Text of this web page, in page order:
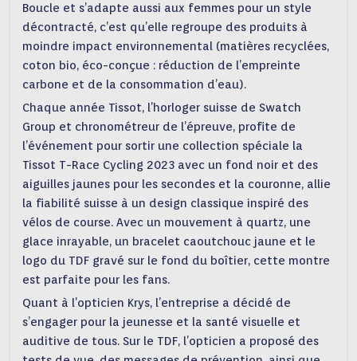
Boucle et s’adapte aussi aux femmes pour un style
décontracté, c’est qu’elle regroupe des produits à
moindre impact environnemental (matières recyclées,
coton bio, éco-conçue : réduction de l’empreinte
carbone et de la consommation d’eau).
Chaque année Tissot, l’horloger suisse de Swatch
Group et chronométreur de l’épreuve, profite de
l’événement pour sortir une collection spéciale la
Tissot T-Race Cycling 2023 avec un fond noir et des
aiguilles jaunes pour les secondes et la couronne, allie
la fiabilité suisse à un design classique inspiré des
vélos de course. Avec un mouvement à quartz, une
glace inrayable, un bracelet caoutchouc jaune et le
logo du TDF gravé sur le fond du boîtier, cette montre
est parfaite pour les fans.
Quant à l’opticien Krys, l’entreprise a décidé de
s’engager pour la jeunesse et la santé visuelle et
auditive de tous. Sur le TDF, l’opticien a proposé des